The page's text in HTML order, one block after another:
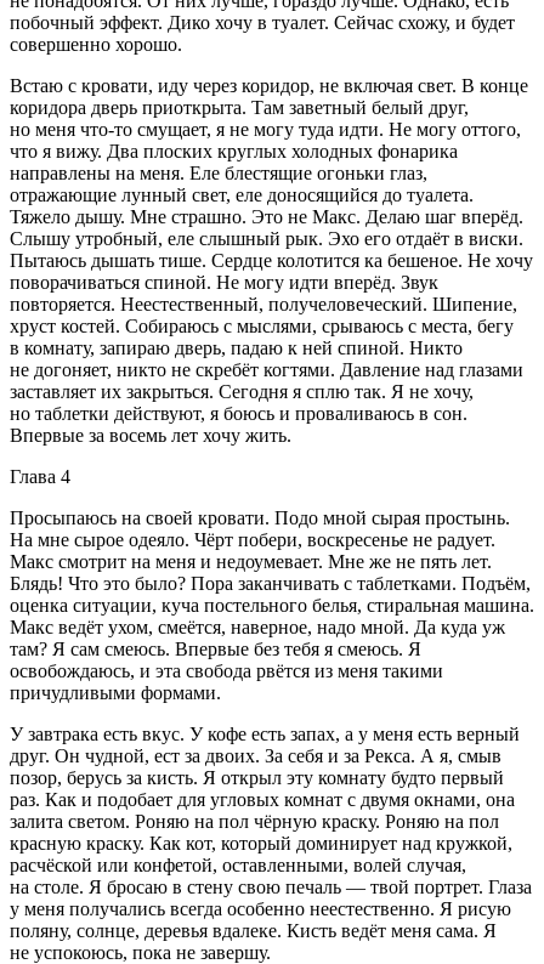
побочный эффект. Дико хочу в туалет. Сейчас схожу, и будет
совершенно хорошо.
Встаю с кровати, иду через коридор, не включая свет. В конце
коридора дверь приоткрыта. Там заветный белый друг,
но меня что-то смущает, я не могу туда идти. Не могу оттого,
что я вижу. Два плоских круглых холодных фонарика
направлены на меня. Еле блестящие огоньки глаз,
отражающие лунный свет, еле доносящийся до туалета.
Тяжело дышу. Мне страшно. Это не Макс. Делаю шаг вперёд.
Слышу утробный, еле слышный рык. Эхо его отдаёт в виски.
Пытаюсь дышать тише. Сердце колотится ка бешеное. Не хочу
поворачиваться спиной. Не могу идти вперёд. Звук
повторяется. Неестественный, получеловеческий. Шипение,
хруст костей. Собираюсь с мыслями, срываюсь с места, бегу
в комнату, запираю дверь, падаю к ней спиной. Никто
не догоняет, никто не скребёт когтями. Давление над глазами
заставляет их закрыться. Сегодня я сплю так. Я не хочу,
но таблетки действуют, я боюсь и проваливаюсь в сон.
Впервые за восемь лет хочу жить.
Глава 4
Просыпаюсь на своей кровати. Подо мной сырая простынь.
На мне сырое одеяло. Чёрт побери, воскресенье не радует.
Макс смотрит на меня и недоумевает. Мне же не пять лет.
Блядь! Что это было? Пора заканчивать с таблетками. Подъём,
оценка ситуации, куча постельного белья, стиральная машина.
Макс ведёт ухом, смеётся, наверное, надо мной. Да куда уж
там? Я сам смеюсь. Впервые без тебя я смеюсь. Я
освобождаюсь, и эта свобода рвётся из меня такими
причудливыми формами.
У завтрака есть вкус. У кофе есть запах, а у меня есть верный
друг. Он чудной, ест за двоих. За себя и за Рекса. А я, смыв
позор, берусь за кисть. Я открыл эту комнату будто первый
раз. Как и подобает для угловых комнат с двумя окнами, она
залита светом. Роняю на пол чёрную краску. Роняю на пол
красную краску. Как кот, который доминирует над кружкой,
расчёской или конфетой, оставленными, волей случая,
на столе. Я бросаю в стену свою печаль — твой портрет. Глаза
у меня получались всегда особенно неестественно. Я рисую
поляну, солнце, деревья вдалеке. Кисть ведёт меня сама. Я
не успокоюсь, пока не завершу.